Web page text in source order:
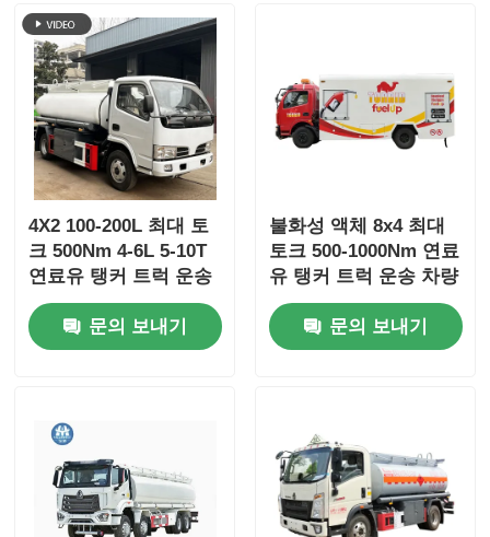
4X2 100-200L 최대 토
크 500Nm 4-6L 5-10T
연료유 탱커 트럭 운송
차량
문의 보내기
불화성 액체 8x4 최대
토크 500-1000Nm 연료
유 탱커 트럭 운송 차량
문의 보내기